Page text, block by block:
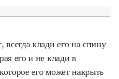
клади его на спину
его и не клади в
его может накрыть